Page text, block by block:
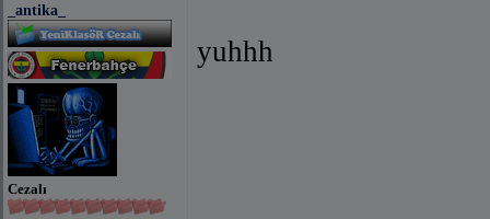
_antika_
Cezalı
yuhhh